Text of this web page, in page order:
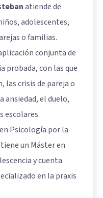
atiende de
adolescentes,
o familias.
conjunta de
probada, con las que
las crisis de pareja o
ansiedad, el duelo,
escolares.
Psicología por la
un Máster en
y cuenta
en la praxis